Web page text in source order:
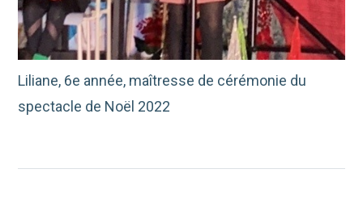
Liliane, 6e année, maîtresse de cérémonie du
spectacle de Noël 2022